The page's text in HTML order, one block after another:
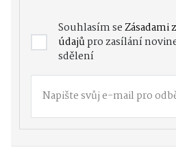
Souhlasím seZásadami
údajůpro zasílání
sdělení